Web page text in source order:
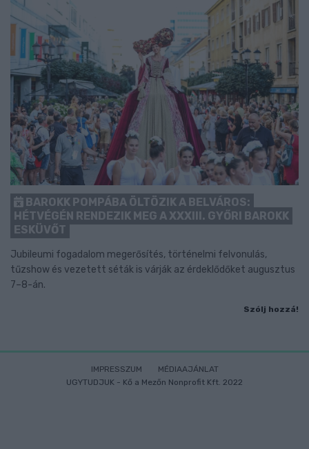
BAROKK POMPÁBA ÖLTÖZIK A BELVÁROS:
HÉTVÉGÉN RENDEZIK MEG A XXXIII. GYŐRI BAROKK
ESKÜVŐT
Jubileumi fogadalom megerősítés, történelmi felvonulás,
tűzshow és vezetett séták is várják az érdeklődőket augusztus
7–8-án.
Szólj hozzá!
IMPRESSZUM
MÉDIAAJÁNLAT
UGYTUDJUK - Kő a Mezőn Nonprofit Kft. 2022